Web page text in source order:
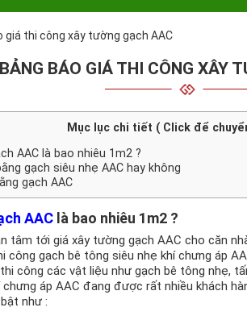
giá thi công xây tường gạch AAC
BẢNG BÁO GIÁ THI CÔNG XÂY
Mục lục chi tiết ( Click để
AAC là bao nhiêu 1m2 ?
gạch siêu nhẹ AAC hay không
gạch AAC
AAC là bao nhiêu 1m2 ?
tâm tới giá xây tường gạch AAC cho căn
công gạch bê tông siêu nhẹ khí chưng áp
công các vật liệu như gạch bê tông nhẹ,
áp AAC đang được rất nhiều khách
như :